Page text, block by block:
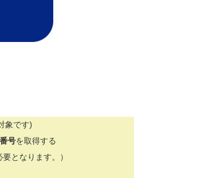
象です)
号を取得する
となります。）